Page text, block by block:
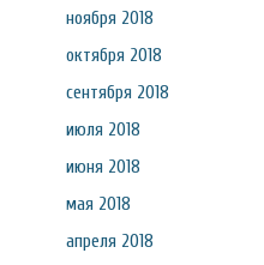
ноября 2018
октября 2018
сентября 2018
июля 2018
июня 2018
мая 2018
апреля 2018